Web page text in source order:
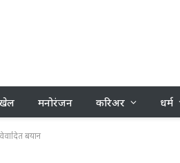
मनोरंजन करिअर धर्म
बयान